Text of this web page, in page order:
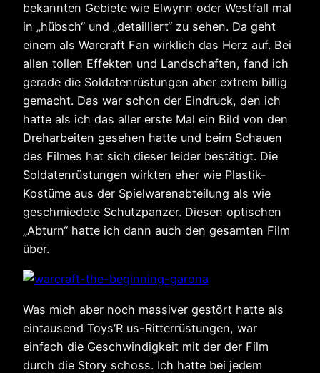
bekannten Gebiete wie Elwynn oder Westfall mal
in „hübsch“ und „detailliert“ zu sehen. Da geht
einem als Warcraft Fan wirklich das Herz auf. Bei
allen tollen Effekten und Landschaften, fand ich
gerade die Soldatenrüstungen aber extrem billig
gemacht. Das war schon der Eindruck, den ich
hatte als ich das aller erste Mal ein Bild von den
Dreharbeiten gesehen hatte und beim Schauen
des Filmes hat sich dieser leider bestätigt. Die
Soldatenrüstungen wirkten eher wie Plastik-
Kostüme aus der Spielwarenabteilung als wie
geschmiedete Schutzpanzer. Diesen optischen
„Abturn“ hatte ich dann auch den gesamten Film
über.
Was mich aber noch massiver gestört hatte als
eintausend Toys’R us-Ritterrüstungen, war
einfach die Geschwindigkeit mit der der Film
durch die Story schoss. Ich hatte bei jedem